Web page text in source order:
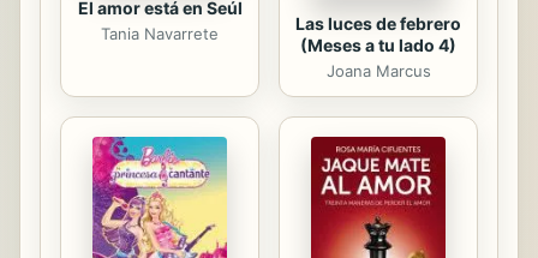
El amor está en Seúl
Tania Navarrete
Las luces de febrero
(Meses a tu lado 4)
Joana Marcus